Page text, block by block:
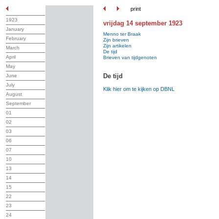
print
1923
January
February
March
April
May
June
July
August
September
01
02
03
06
07
10
13
14
15
22
23
24
vrijdag 14 september 1923
Menno ter Braak
Zijn brieven
Zijn artikelen
De tijd
Brieven van tijdgenoten
De tijd
Klik hier om te kijken op DBNL